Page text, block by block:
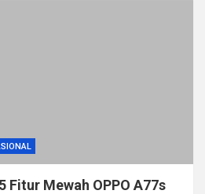
Fitur Mewah OPPO A77s